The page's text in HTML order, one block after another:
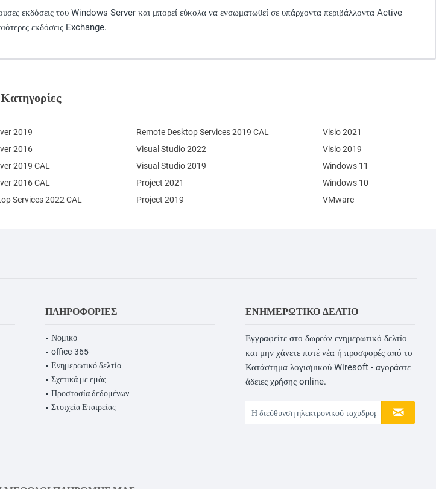
εκδόσεις του Windows Server και μπορεί εύκολα να ενσωματωθεί σε υπάρχοντα περιβάλλοντα Active
εκδόσεις Exchange.
Κατηγορίες
2019
2016
Services 2022 CAL
Remote Desktop Services 2019 CAL
2019 CAL
2016 CAL
Visual Studio 2022
Visual Studio 2019
Project 2021
Project 2019
Visio 2021
Visio 2019
Windows 11
Windows 10
VMware
ΠΛΗΡΟΦΟΡΊΕΣ
Νομικό
office-365
Ενημερωτικό δελτίο
Σχετικά με εμάς
Προστασία δεδομένων
Στοιχεία Εταιρείας
ΕΝΗΜΕΡΩΤΙΚΌ ΔΕΛΤΊΟ
Εγγραφείτε στο δωρεάν ενημερωτικό δελτίο
και μην χάνετε ποτέ νέα ή προσφορές από το
Κατάστημα λογισμικού Wiresoft - αγοράστε
άδειες χρήσης online.